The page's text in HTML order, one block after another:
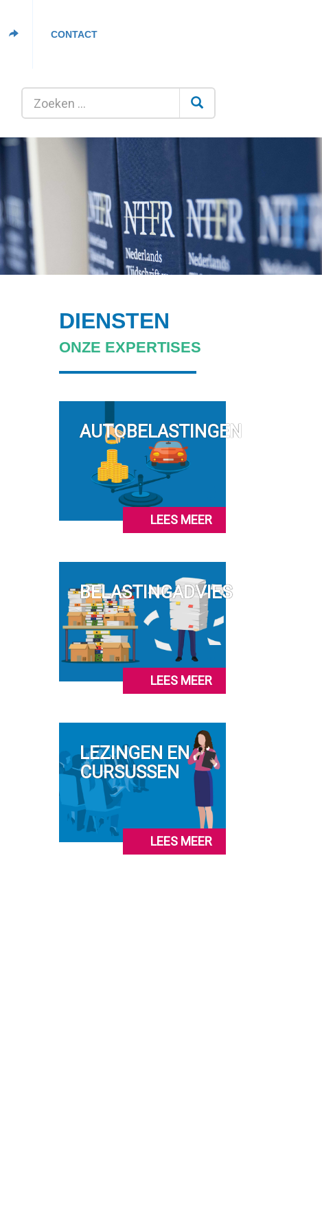
CONTACT
DIENSTEN
ONZE EXPERTISES
AUTOBELASTINGEN
LEES MEER
BELASTINGADVIES
LEES MEER
LEZINGEN EN
CURSUSSEN
LEES MEER